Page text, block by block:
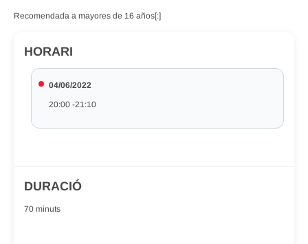
Recomendada a mayores de 16 años[:]
HORARI
04/06/2022
20:00 -21:10
DURACIÓ
70 minuts